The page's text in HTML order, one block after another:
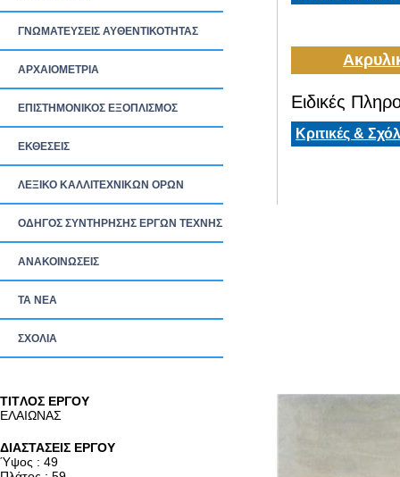
ΓΝΩΜΑΤΕΥΣΕΙΣ ΑΥΘΕΝΤΙΚΟΤΗΤΑΣ
ΑΡΧΑΙΟΜΕΤΡΙΑ
ΕΠΙΣΤΗΜΟΝΙΚΟΣ ΕΞΟΠΛΙΣΜΟΣ
ΕΚΘΕΣΕΙΣ
ΛΕΞΙΚΟ ΚΑΛΛΙΤΕΧΝΙΚΩΝ ΟΡΩΝ
ΟΔΗΓΟΣ ΣΥΝΤΗΡΗΣΗΣ ΕΡΓΩΝ ΤΕΧΝΗΣ
ΑΝΑΚΟΙΝΩΣΕΙΣ
ΤΑ ΝEΑ
ΣΧΟΛΙΑ
Ειδικές
Κριτικές &
TITΛΟΣ ΕΡΓΟΥ
ΕΛΑΙΩΝΑΣ
ΔΙΑΣΤΑΣΕΙΣ ΕΡΓΟΥ
Ύψος : 49